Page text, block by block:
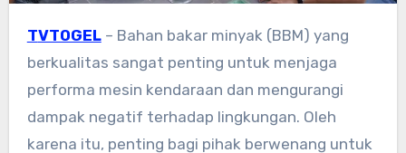
TVTOGEL– Bahan bakar minyak (BBM) yang
berkualitas sangat penting untuk menjaga
performa mesin kendaraan dan mengurangi
dampak negatif terhadap lingkungan. Oleh
karena itu, penting bagi pihak berwenang untuk